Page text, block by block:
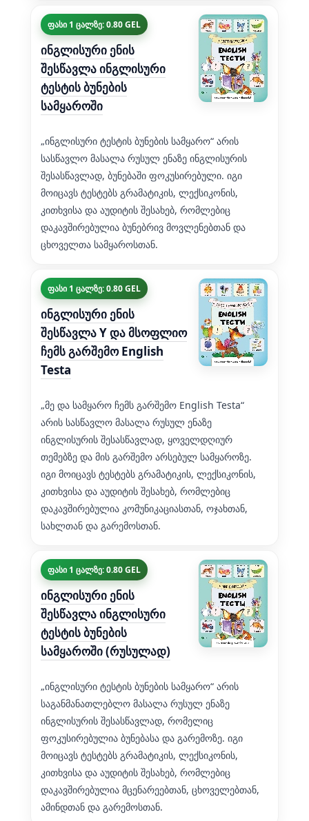
ფასი 1 ცალზე: 0.80 GEL
ინგლისური ენის
შესწავლა ინგლისური
ტესტის ბუნების
სამყაროში
„ინგლისური ტესტის ბუნების სამყარო“ არის
სასწავლო მასალა რუსულ ენაზე ინგლისურის
შესასწავლად, ბუნებაში ფოკუსირებული. იგი
მოიცავს ტესტებს გრამატიკის, ლექსიკონის,
კითხვისა და აუდიტის შესახებ, რომლებიც
დაკავშირებულია ბუნებრივ მოვლენებთან და
ცხოველთა სამყაროსთან.
ფასი 1 ცალზე: 0.80 GEL
ინგლისური ენის
შესწავლა Y და მსოფლიო
ჩემს გარშემო English
Testa
„მე და სამყარო ჩემს გარშემო English Testa“
არის სასწავლო მასალა რუსულ ენაზე
ინგლისურის შესასწავლად, ყოველდღიურ
თემებზე და მის გარშემო არსებულ სამყაროზე.
იგი მოიცავს ტესტებს გრამატიკის, ლექსიკონის,
კითხვისა და აუდიტის შესახებ, რომლებიც
დაკავშირებულია კომუნიკაციასთან, ოჯახთან,
სახლთან და გარემოსთან.
ფასი 1 ცალზე: 0.80 GEL
ინგლისური ენის
შესწავლა ინგლისური
ტესტის ბუნების
სამყაროში (რუსულად)
„ინგლისური ტესტის ბუნების სამყარო“ არის
საგანმანათლებლო მასალა რუსულ ენაზე
ინგლისურის შესასწავლად, რომელიც
ფოკუსირებულია ბუნებასა და გარემოზე. იგი
მოიცავს ტესტებს გრამატიკის, ლექსიკონის,
კითხვისა და აუდიტის შესახებ, რომლებიც
დაკავშირებულია მცენარეებთან, ცხოველებთან,
ამინდთან და გარემოსთან.